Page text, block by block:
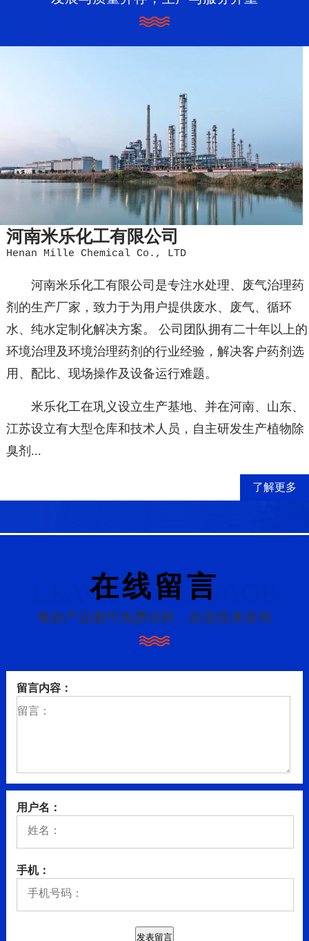
河南米乐化工有限公司
Henan Mille Chemical Co., LTD
河南米乐化工有限公司是专注水处理、废气治理药
剂的生产厂家，致力于为用户提供废水、废气、循环
水、纯水定制化解决方案。 公司团队拥有二十年以上的
环境治理及环境治理药剂的行业经验，解决客户药剂选
用、配比、现场操作及设备运行难题。
米乐化工在巩义设立生产基地、并在河南、山东、
江苏设立有大型仓库和技术人员，自主研发生产植物除
臭剂...
了解更多
LEAVE A MESSAGE
在线留言
每款产品都可免费试样，欢迎前来咨询
留言内容：
用户名：
手机：